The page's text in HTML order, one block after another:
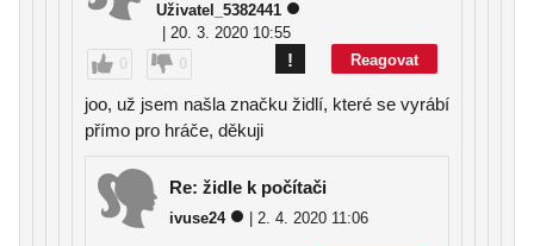
Uživatel_5382441
| 20. 3. 2020 10:55
0
0 Reagovat
!
joo, už jsem našla značku židlí, které se vyrábí
přímo pro hráče, děkuji
Re: židle k počítači
ivuse24 | 2. 4. 2020 11:06